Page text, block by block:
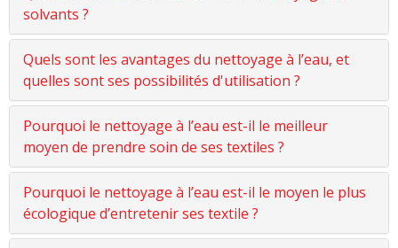
solvants ?
Quels sont les avantages du nettoyage à l’eau, et
quelles sont ses possibilités d'utilisation ?
Pourquoi le nettoyage à l’eau est-il le meilleur
moyen de prendre soin de ses textiles ?
Pourquoi le nettoyage à l’eau est-il le moyen le plus
écologique d’entretenir ses textile ?